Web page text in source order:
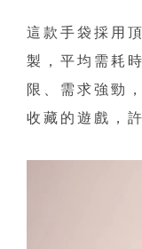
這款手袋採用
製，平均需耗
限、需求強勁
收藏的遊戲，